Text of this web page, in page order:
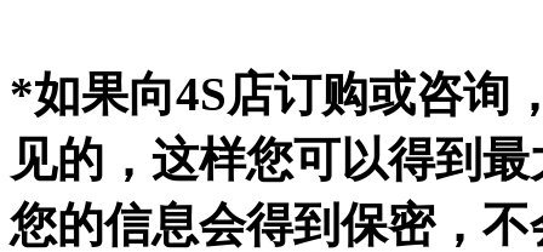
*如果向4S店订购或咨询
见的，这样您可以得到
您的信息会得到保密，